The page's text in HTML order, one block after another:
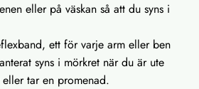
eller på väskan så att du syns i
ett för varje arm eller ben
syns i mörkret när du är ute
tar en promenad.